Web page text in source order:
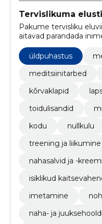
Tervislikuma
Pakume tervisliku
aitavad parandada
saavutada
üldpuhastus
meditsiinitarbed
kõrvaklapid
toidulisandid
kodu
nullkulu
treening ja liikumine
nahasalvid ja -
isiklikud
imetamine
naha- ja